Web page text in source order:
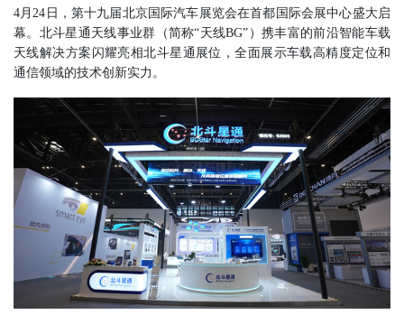
4月24日，第十九届北京国际汽车展览会在首都国际会展中心盛大启
幕。北斗星通天线事业群（简称“天线BG”）携丰富的前沿智能车载
天线解决方案闪耀亮相北斗星通展位，全面展示车载高精度定位和
通信领域的技术创新实力。